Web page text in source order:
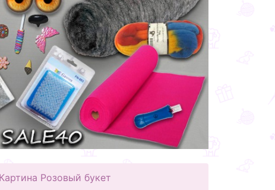
Картина Розовый букет